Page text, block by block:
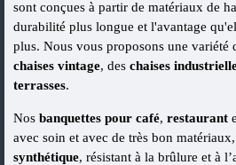
sont conçues à partir de matériaux de
durabilité plus longue et l'avantage
plus. Nous vous proposons une variété
chaises vintage, des chaises
terrasses.
Nos banquettes pour café, restaurant
avec soin et avec de très bon
synthétique, résistant à la brûlure et à